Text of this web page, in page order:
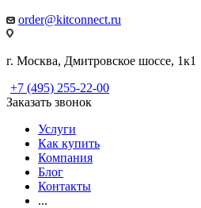
order@kitconnect.ru
г. Москва, Дмитровское шоссе, 1к1
+7 (495) 255-22-00
Заказать звонок
Услуги
Как купить
Компания
Блог
Контакты
...